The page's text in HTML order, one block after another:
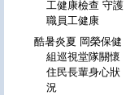
工健康檢查 守護
職員工健康
酷暑炎夏 岡榮保健
組巡視堂隊關懷
住民長輩身心狀
況